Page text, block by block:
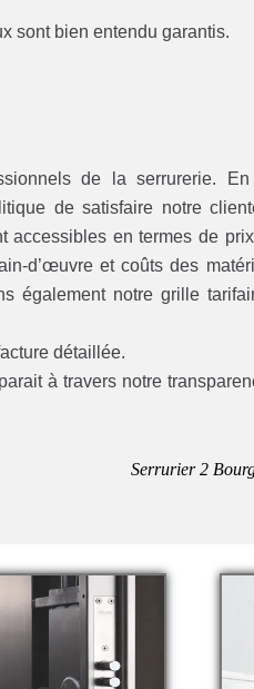
sont bien entendu garantis.
de la serrurerie. En
de satisfaire notre
en termes de
d’œuvre et coûts des
également notre grille
détaillée.
à travers notre
Serrurier 2